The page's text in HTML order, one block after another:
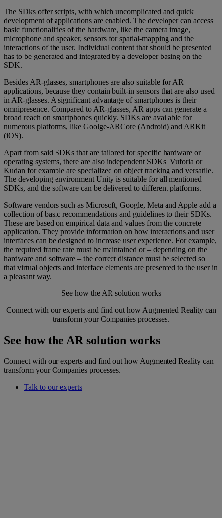
The SDks offer scripts, with which uncomplicated and quick
development of applications are enabled. The developer can access
basic functionalities of the hardware, like the camera image,
microphone and speaker, sensors for spatial-mapping and the
interactions of the user. Individual content that should be presented
has to be generated and integrated by a developer basing on the
SDK.
Besides AR-glasses, smartphones are also suitable for AR
applications, because they contain built-in sensors that are also used
in AR-glasses. A significant advantage of smartphones is their
omnipresence. Compared to AR-glasses, AR apps can generate a
broad reach on smartphones quickly. SDKs are available for
numerous platforms, like Goolge-ARCore (Android) and ARKit
(iOS).
Apart from said SDKs that are tailored for specific hardware or
operating systems, there are also independent SDKs. Vuforia or
Kudan for example are specialized on object tracking and versatile.
The developing environment Unity is suitable for all mentioned
SDKs, and the software can be delivered to different platforms.
Software vendors such as Microsoft, Google, Meta and Apple add a
collection of basic recommendations and guidelines to their SDKs.
These are based on empirical data and values from the concrete
application. They provide information on how interactions and user
interfaces can be designed to increase user experience. For example,
the required frame rate must be maintained or – depending on the
hardware and software – the correct distance must be selected so
that virtual objects and interface elements are presented to the user in
a pleasant way.
See how the AR solution works
Connect with our experts and find out how Augmented Reality can
transform your Companies processes.
See how the AR solution works
Connect with our experts and find out how Augmented Reality can
transform your Companies processes.
Talk to our experts